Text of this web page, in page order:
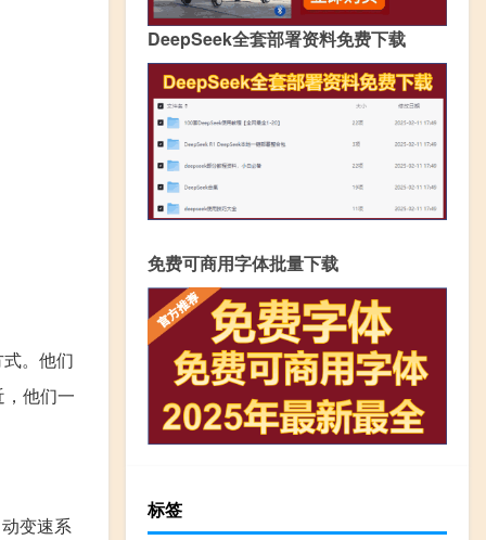
。他们
他们一
变速系
DeepSeek全套部署资料免费下载
免费可商用字体批量下载
标签